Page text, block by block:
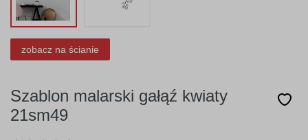
zobacz na ścianie
Szablon malarski gałąź kwiaty
21sm49